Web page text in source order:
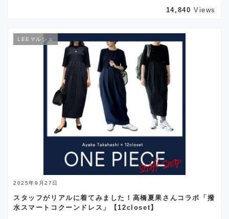
14,840 Views
2025年9月27日
LEEマルシェ
スタッフがリアルに着てみました！高橋夏果さんコラボ「撥
水スマートコクーンドレス」【12closet】